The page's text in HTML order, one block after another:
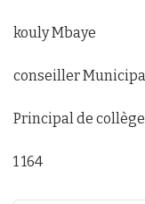
kouly Mbaye
conseiller
Principal de
1 164